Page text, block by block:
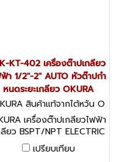
KT-402 เครื่องต๊าปเกลียว
า 1/2"-2" AUTO หัวต๊าปกำ
หนดระยะเกลียว OKURA
สินค้าแท้จากไต้หวัน O
K-KT-402
เครื่องต๊าปเกลียวไฟฟ้า
ยว BSPT/NPT ELECTRIC
MACHINE อะไหล่
พร้อม
เปรียบเทียบ